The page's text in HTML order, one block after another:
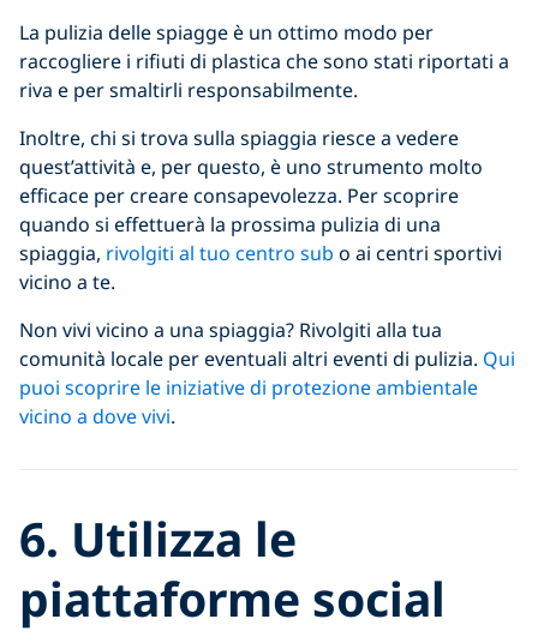
La pulizia delle spiagge è un ottimo modo per
raccogliere i rifiuti di plastica che sono stati riportati a
riva e per smaltirli responsabilmente.
Inoltre, chi si trova sulla spiaggia riesce a vedere
quest’attività e, per questo, è uno strumento molto
efficace per creare consapevolezza. Per scoprire
quando si effettuerà la prossima pulizia di una
spiaggia, rivolgiti al tuo centro sub o ai centri sportivi
vicino a te.
Non vivi vicino a una spiaggia? Rivolgiti alla tua
comunità locale per eventuali altri eventi di pulizia. Qui
puoi scoprire le iniziative di protezione ambientale
vicino a dove vivi.
6. Utilizza le
piattaforme social